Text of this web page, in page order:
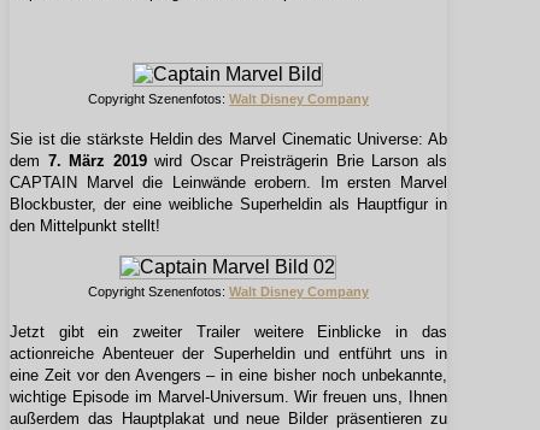
Copyright Szenenfotos: Walt Disney Company
Sie ist die stärkste Heldin des Marvel Cinematic Universe: Ab
dem 7. März 2019wird Oscar Preisträgerin Brie Larson als
CAPTAIN Marvel die Leinwände erobern. Im ersten Marvel
Blockbuster, der eine weibliche Superheldin als Hauptfigur in
den Mittelpunkt stellt!
Copyright Szenenfotos: Walt Disney Company
Jetzt gibt ein zweiter Trailer weitere Einblicke in das
actionreiche Abenteuer der Superheldin und entführt uns in
eine Zeit vor den Avengers – in eine bisher noch unbekannte,
wichtige Episode im Marvel-Universum. Wir freuen uns, Ihnen
außerdem das Hauptplakat und neue Bilder präsentieren zu